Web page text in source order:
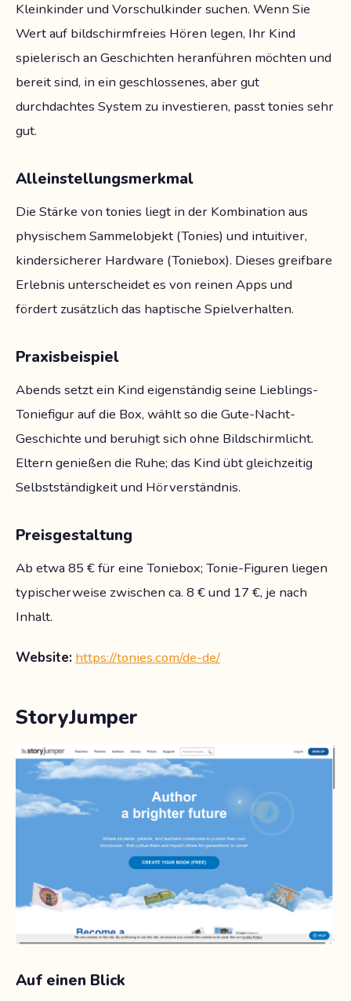
Kleinkinder und Vorschulkinder suchen. Wenn Sie
Wert auf bildschirmfreies Hören legen, Ihr Kind
spielerisch an Geschichten heranführen möchten und
bereit sind, in ein geschlossenes, aber gut
durchdachtes System zu investieren, passt tonies sehr
gut.
Alleinstellungsmerkmal
Die Stärke von tonies liegt in der Kombination aus
physischem Sammelobjekt (Tonies) und intuitiver,
kindersicherer Hardware (Toniebox). Dieses greifbare
Erlebnis unterscheidet es von reinen Apps und
fördert zusätzlich das haptische Spielverhalten.
Praxisbeispiel
Abends setzt ein Kind eigenständig seine Lieblings-
Toniefigur auf die Box, wählt so die Gute-Nacht-
Geschichte und beruhigt sich ohne Bildschirmlicht.
Eltern genießen die Ruhe; das Kind übt gleichzeitig
Selbstständigkeit und Hörverständnis.
Preisgestaltung
Ab etwa 85 € für eine Toniebox; Tonie-Figuren liegen
typischerweise zwischen ca. 8 € und 17 €, je nach
Inhalt.
Website: https://tonies.com/de-de/
StoryJumper
Auf einen Blick